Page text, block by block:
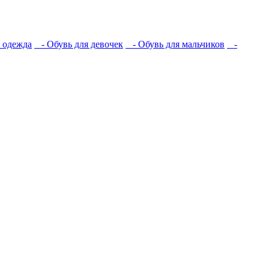
- Обувь для девочек - Обувь для мальчиков
-